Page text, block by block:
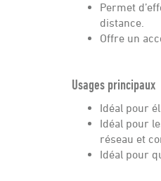
Permet
distance.
Offre un
Usages principaux
Idéal pour
Idéal pour
réseau et
Idéal pour